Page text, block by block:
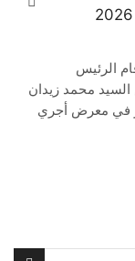
شهر يناير 2026 قام الرئيس
محمد زيدان
في معرض أجري